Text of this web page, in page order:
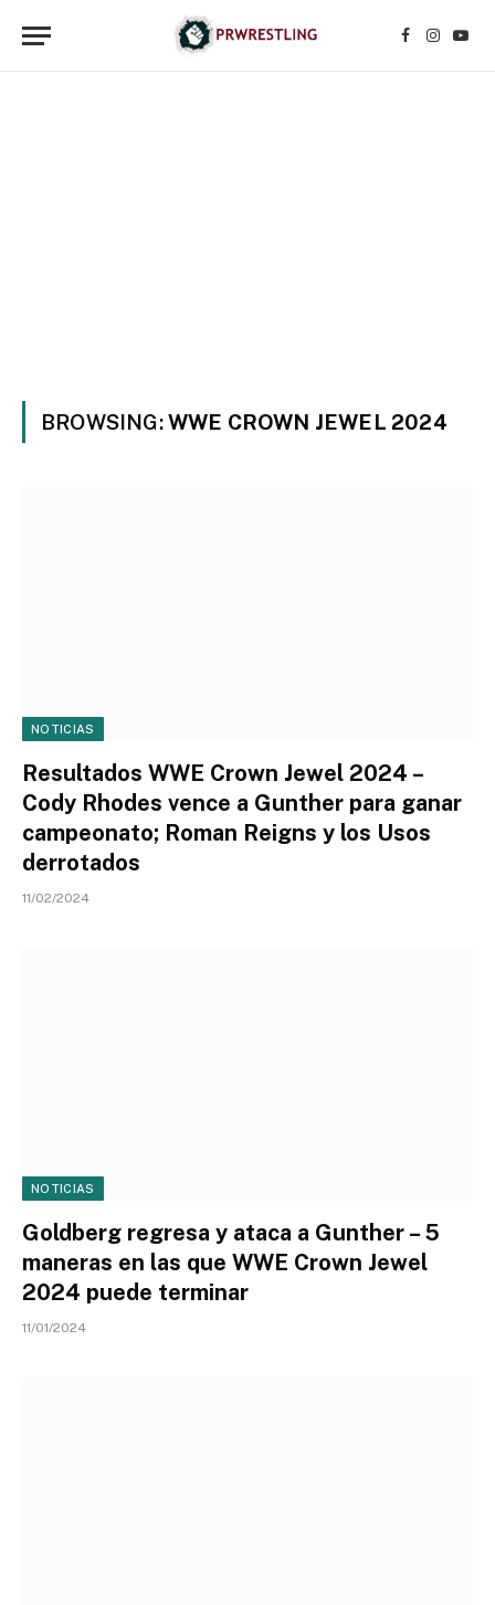
Facebook
BROWSING:WWE CROWN JEWEL 2024
NOTICIAS
Resultados WWE Crown Jewel 2024 –
Cody Rhodes vence a Gunther para ganar
campeonato; Roman Reigns y los Usos
derrotados
11/02/2024
NOTICIAS
Goldberg regresa y ataca a Gunther – 5
maneras en las que WWE Crown Jewel
2024 puede terminar
11/01/2024